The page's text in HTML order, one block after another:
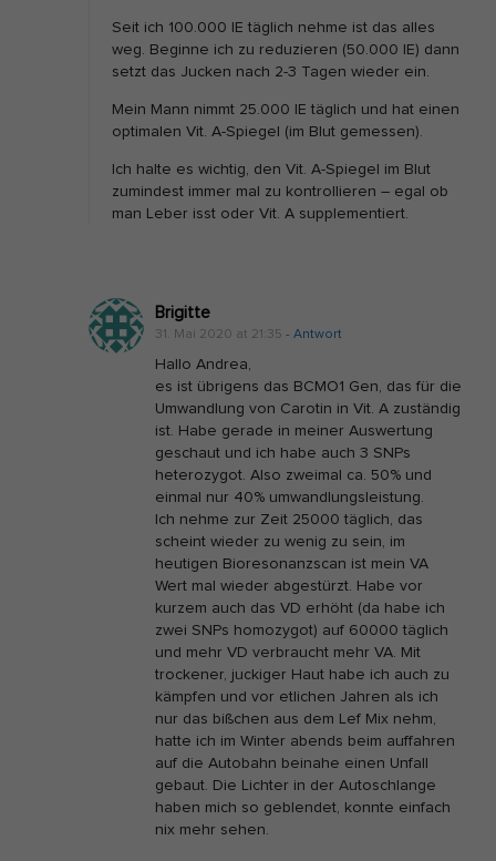
Seit ich 100.000 IE täglich nehme ist das alles
weg. Beginne ich zu reduzieren (50.000 IE) dann
setzt das Jucken nach 2-3 Tagen wieder ein.
Mein Mann nimmt 25.000 IE täglich und hat einen
optimalen Vit. A-Spiegel (im Blut gemessen).
Ich halte es wichtig, den Vit. A-Spiegel im Blut
zumindest immer mal zu kontrollieren – egal ob
man Leber isst oder Vit. A supplementiert.
Brigitte
31. Mai 2020 at 21:35 - Antwort
Hallo Andrea,
es ist übrigens das BCMO1 Gen, das für die
Umwandlung von Carotin in Vit. A zuständig
ist. Habe gerade in meiner Auswertung
geschaut und ich habe auch 3 SNPs
heterozygot. Also zweimal ca. 50% und
einmal nur 40% umwandlungsleistung.
Ich nehme zur Zeit 25000 täglich, das
scheint wieder zu wenig zu sein, im
heutigen Bioresonanzscan ist mein VA
Wert mal wieder abgestürzt. Habe vor
kurzem auch das VD erhöht (da habe ich
zwei SNPs homozygot) auf 60000 täglich
und mehr VD verbraucht mehr VA. Mit
trockener, juckiger Haut habe ich auch zu
kämpfen und vor etlichen Jahren als ich
nur das bißchen aus dem Lef Mix nehm,
hatte ich im Winter abends beim auffahren
auf die Autobahn beinahe einen Unfall
gebaut. Die Lichter in der Autoschlange
haben mich so geblendet, konnte einfach
nix mehr sehen.